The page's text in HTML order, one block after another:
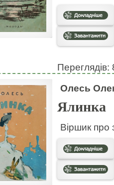
Переглядів:
Олесь
Ялинка
Віршик про